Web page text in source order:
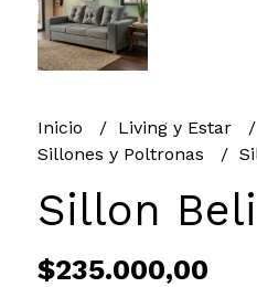
Inicio
Living y Estar
Sillones y Poltronas
Sillon
$235.000,00